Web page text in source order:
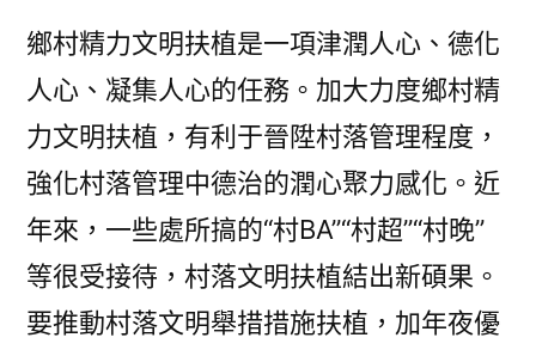
鄉村精力文明扶植是一項津潤人心、德化
人心、凝集人心的任務。加大力度鄉村精
力文明扶植，有利于晉陞村落管理程度，
強化村落管理中德治的潤心聚力感化。近
年來，一些處所搞的“村BA”“村超”“村晚”
等很受接待，村落文明扶植結出新碩果。
要推動村落文明舉措措施扶植，加年夜優